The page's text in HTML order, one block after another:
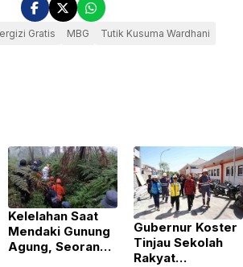
Gratis MBG Tutik Kusuma Wardhani
Kelelahan Saat
Mendaki Gunung
Agung, Seorang
Gubernur Koster
Tinjau Sekolah
Rakyat